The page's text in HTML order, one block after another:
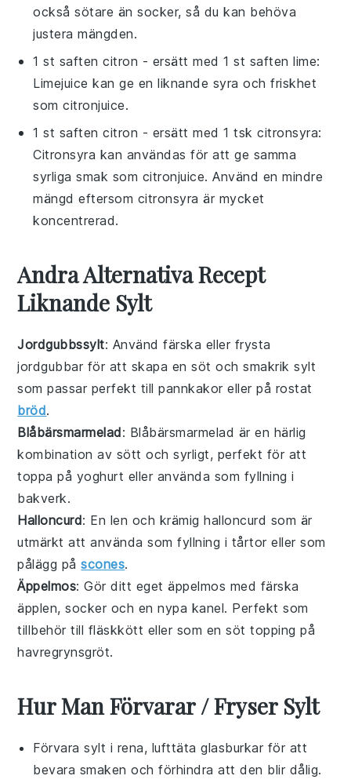
också sötare än socker, så du kan behöva
justera mängden.
1 st saften citron - ersätt med1 st saften lime:
Limejuice kan ge en liknande syra och friskhet
som citronjuice.
1 st saften citron - ersätt med1 tsk citronsyra:
Citronsyra kan användas för att ge samma
syrliga smak som citronjuice. Använd en mindre
mängd eftersom citronsyra är mycket
koncentrerad.
Andra Alternativa Recept
Liknande Sylt
Jordgubbssylt: Använd färska eller frysta
jordgubbar för att skapa en söt och smakrik sylt
som passar perfekt till pannkakor eller på rostat
bröd.
Blåbärsmarmelad: Blåbärsmarmelad är en härlig
kombination av sött och syrligt, perfekt för att
toppa på yoghurt eller använda som fyllning i
bakverk.
Halloncurd: En len och krämig halloncurd som är
utmärkt att använda som fyllning i tårtor eller som
pålägg påscones.
Äppelmos: Gör ditt eget äppelmos med färska
äpplen, socker och en nypa kanel. Perfekt som
tillbehör till fläskkött eller som en söt topping på
havregrynsgröt.
Hur Man Förvarar / Fryser Sylt
Förvarasylt i rena, lufttäta glasburkar för att
bevara smaken och förhindra att den blir dålig.